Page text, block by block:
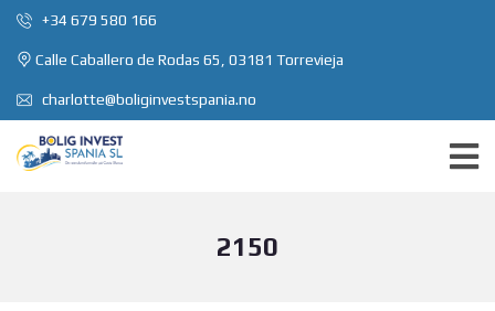
+34 679 580 166
Calle Caballero de Rodas 65, 03181 Torrevieja
charlotte@boliginvestspania.no
2150